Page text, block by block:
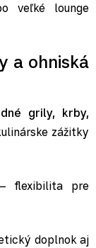
veľké lounge
a ohniská
grily, krby,
zážitky
flexibilita pre
doplnok aj